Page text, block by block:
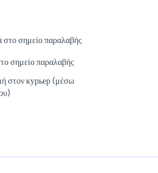
σημείο παραλαβής
σημείο παραλαβής
στον курьер (μέσω